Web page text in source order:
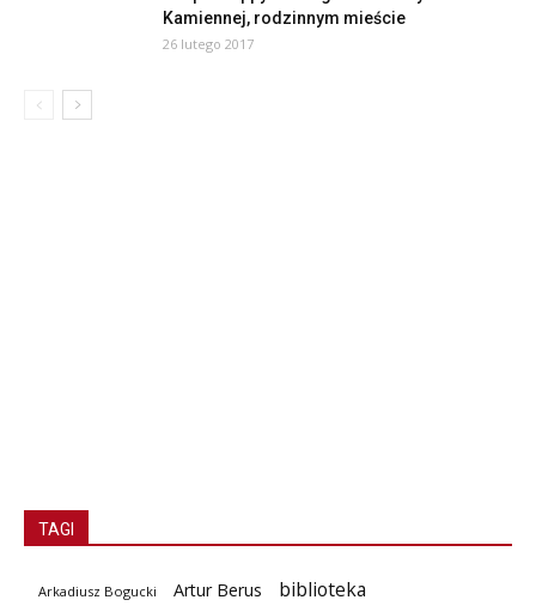
Kamiennej, rodzinnym mieście
26 lutego 2017
TAGI
Arkadiusz Bogucki Artur Berus
biblioteka